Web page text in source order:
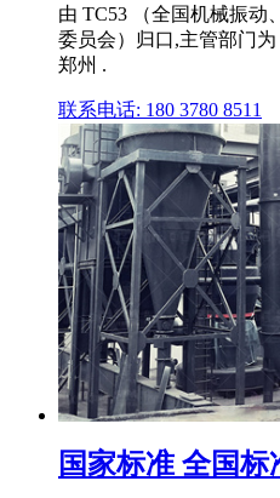
由 TC53 （全国机械振动
委员会）归口,主管部门
郑州 .
联系电话: 180 3780 8511
国家标准 全国